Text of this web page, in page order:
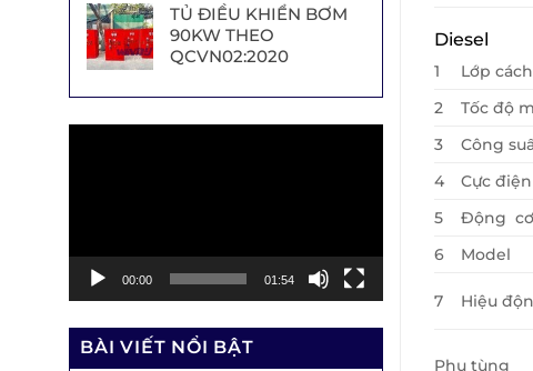
TỦ ĐIỀU KHIỂN BƠM
90KW THEO
QCVN02:2020
00:00 01:54
BÀI VIẾT NỔI BẬT
Diesel
1 Lớp
2
Tốc độ
3
Công
4
Cực điện
5
Động cơ
6
Model
7 Hiệu
Phụ tùng